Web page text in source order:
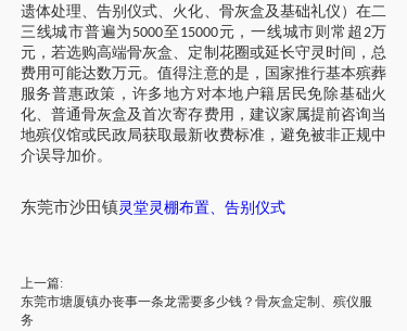
遗体处理、告别仪式、火化、骨灰盒及基础礼仪）在二
三线城市普遍为 5000至 15000元，一线城市则常超 2万
元，若选购高端骨灰盒、定制花圈或延长守灵时间，总
费用可能达数万元。值得注意的是，国家推行基本殡葬
服务普惠政策，许多地方对本地户籍居民免除基础火
化、普通骨灰盒及首次寄存费用，建议家属提前咨询当
地殡仪馆或民政局获取最新收费标准，避免被非正规中
介误导加价。
东莞市沙田镇灵堂灵棚布置、 告别仪式
上一篇:
东莞市塘厦镇办丧事一条龙需要多少钱？骨灰盒定制、殡仪服
务